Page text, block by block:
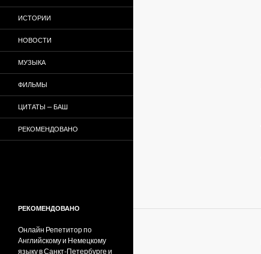
ИСТОРИИ
НОВОСТИ
МУЗЫКА
ФИЛЬМЫ
ЦИТАТЫ — БАШ
РЕКОМЕНДОВАНО
РЕКОМЕНДОВАНО
Онлайн Репетитор по
Английскому и Немецкому
языку в Санкт-Петербурге и